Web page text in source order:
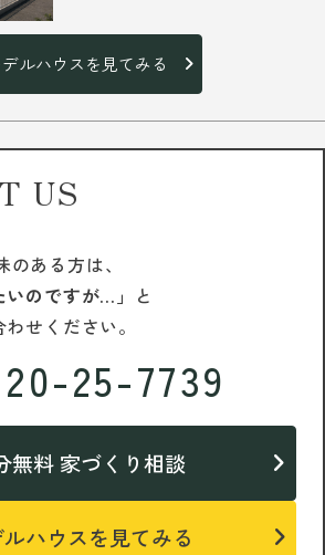
ルハウスを見てみる
US
ある方は、
いのですが…」 と
せください。
25-7739
無料 家づくり相談
ハウスを見てみる